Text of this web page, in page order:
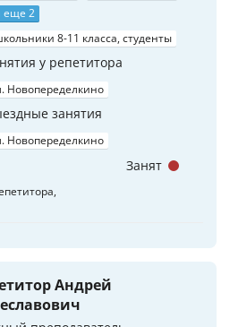
еще 2
8-11 класса, студенты
у репетитора
Новопеределкино
занятия
Новопеределкино
Занят
Андрей